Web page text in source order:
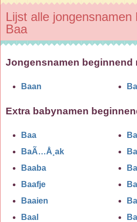
Lijst alle jongensnamen
Baa
Jongensnamen beginnend
Baan
Extra babynamen
Baa
BaÃ…Å¸ak
Baaba
Baafje
Baaien
Baal